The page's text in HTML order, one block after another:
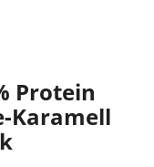
Protein
Karamell